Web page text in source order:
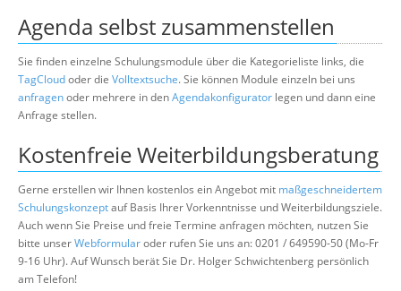
Agenda selbst zusammenstellen
Sie finden einzelne Schulungsmodule über die Kategorieliste links, die
TagCloudoder die Volltextsuche. Sie können Module einzeln bei uns
anfragenoder mehrere in denAgendakonfigurator legen und dann eine
Anfrage stellen.
Kostenfreie Weiterbildungsberatung
Gerne erstellen wir Ihnen kostenlos ein Angebot mit maßgeschneidertem
Schulungskonzeptauf Basis Ihrer Vorkenntnisse und Weiterbildungsziele.
Auch wenn Sie Preise und freie Termine anfragen möchten, nutzen Sie
bitte unserWebformularoder rufen Sie uns an: 0201 / 649590-50 (Mo-Fr
9-16 Uhr). Auf Wunsch berät Sie Dr. Holger Schwichtenberg persönlich
am Telefon!